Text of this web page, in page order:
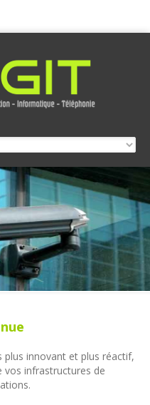
plus innovant et plus réactif,
vos infrastructures de